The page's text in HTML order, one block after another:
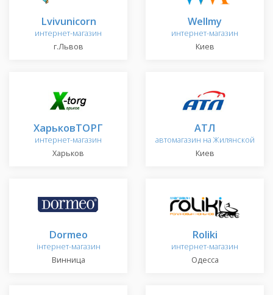
Lvivunicorn
интернет-магазин
г.Львов
Wellmy
интернет-магазин
Киев
ХарьковТОРГ
интернет-магазин
Харьков
АТЛ
автомагазин на Жилянской
Киев
Dormeo
інтернет-магазин
Винница
Roliki
интернет-магазин
Одесса